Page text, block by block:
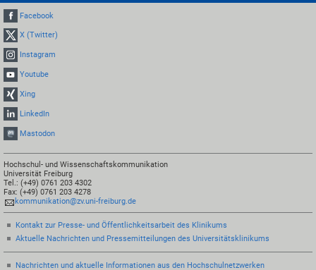
Facebook
X (Twitter)
Instagram
Youtube
Xing
LinkedIn
Mastodon
Hochschul- und Wissenschaftskommunikation
Universität Freiburg
Tel.: (+49) 0761 203 4302
Fax: (+49) 0761 203 4278
kommunikation@zv.uni-freiburg.de
Kontakt zur Presse- und Öffentlichkeitsarbeit des Klinikums
Aktuelle Nachrichten und Pressemitteilungen des Universitätsklinikums
Nachrichten und aktuelle Informationen aus den Hochschulnetzwerken